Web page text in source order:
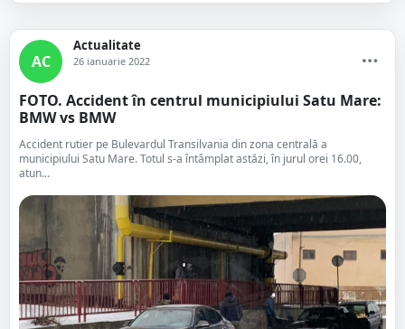
AC
Actualitate
26 ianuarie 2022
FOTO. Accident în centrul municipiului Satu Mare:
BMW vs BMW
Accident rutier pe Bulevardul Transilvania din zona centrală a
municipiului Satu Mare. Totul s-a întâmplat astăzi, în jurul orei 16.00,
atun...